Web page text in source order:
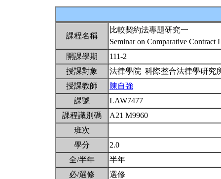
課程名稱
比較契約法專題研究一
Seminar on Comparative Contract
開課學期
111-2
授課對象
法律學院 科際整合法律學研
授課教師
陳自強
課號
LAW7477
課程識別碼
A21 M9960
班次
學分
2.0
全/半年
半年
必/選修
選修